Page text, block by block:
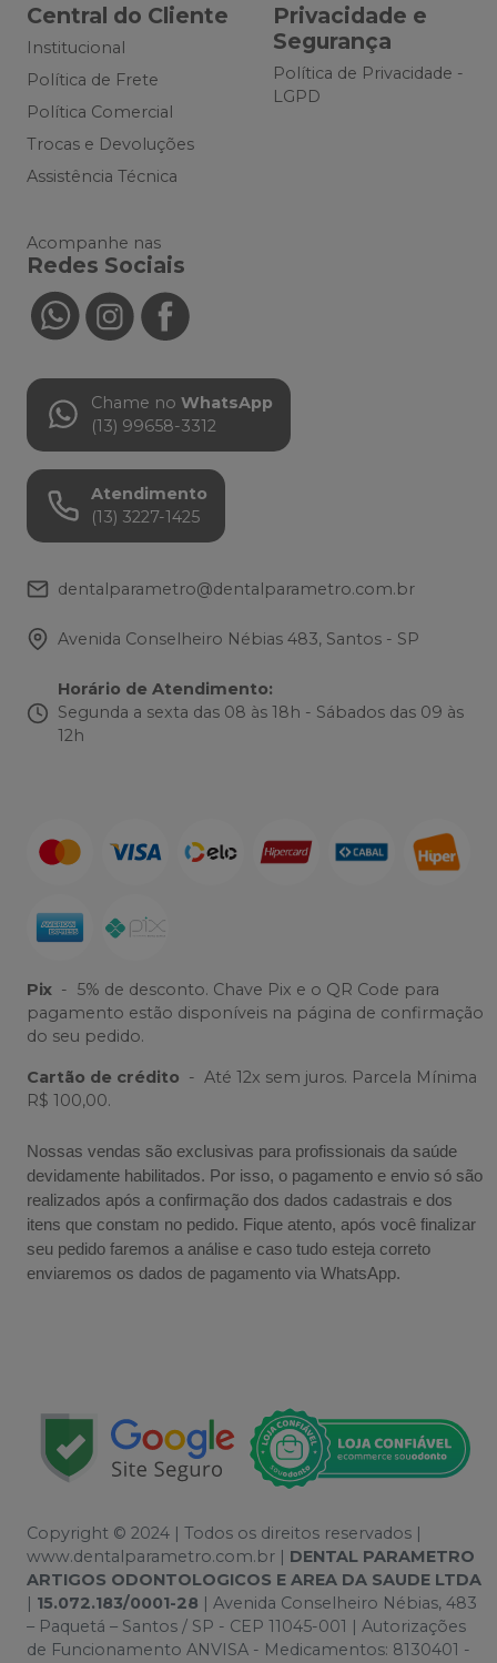
Central do Cliente
Institucional
Política de Frete
Política Comercial
Trocas e Devoluções
Assistência Técnica
Privacidade e
Segurança
Política de Privacidade -
LGPD
Acompanhe nas
Redes Sociais
Chame no WhatsApp
(13) 99658-3312
Atendimento
(13) 3227-1425
dentalparametro@dentalparametro.com.br
Avenida Conselheiro Nébias 483, Santos - SP
Horário de Atendimento:
Segunda a sexta das 08 às 18h - Sábados das 09 às
12h
Pix - 5% de desconto. Chave Pix e o QR Code para
pagamento estão disponíveis na página de confirmação
do seu pedido.
Cartão de crédito - Até 12x sem juros. Parcela Mínima
R$ 100,00.
Nossas vendas são exclusivas para profissionais da saúde
devidamente habilitados. Por isso, o pagamento e envio só são
realizados após a confirmação dos dados cadastrais e dos
itens que constam no pedido. Fique atento, após você finalizar
seu pedido faremos a análise e caso tudo esteja correto
enviaremos os dados de pagamento via WhatsApp.
Copyright © 2024 | Todos os direitos reservados |
www.dentalparametro.com.br | DENTAL PARAMETRO
ARTIGOS ODONTOLOGICOS E AREA DA SAUDE LTDA
| 15.072.183/0001-28 | Avenida Conselheiro Nébias, 483
– Paquetá – Santos / SP - CEP 11045-001 | Autorizações
de Funcionamento ANVISA - Medicamentos: 8130401 -